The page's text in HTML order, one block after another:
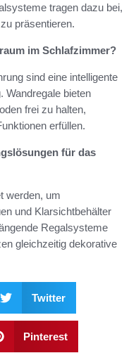
tragen dazu bei,
präsentieren.
im Schlafzimmer?
sind eine intelligente
Wandregale bieten
frei zu halten,
erfüllen.
für das
werden, um
und Klarsichtbehälter
Regalsysteme
gleichzeitig dekorative
Twitter
Pinterest